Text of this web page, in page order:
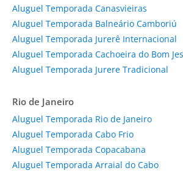
Aluguel Temporada Canasvieiras
Aluguel Temporada Balneário Camboriú
Aluguel Temporada Jurerê Internacional
Aluguel Temporada Cachoeira do Bom
Aluguel Temporada Jurere Tradicional
Rio de Janeiro
Aluguel Temporada Rio de Janeiro
Aluguel Temporada Cabo Frio
Aluguel Temporada Copacabana
Aluguel Temporada Arraial do Cabo